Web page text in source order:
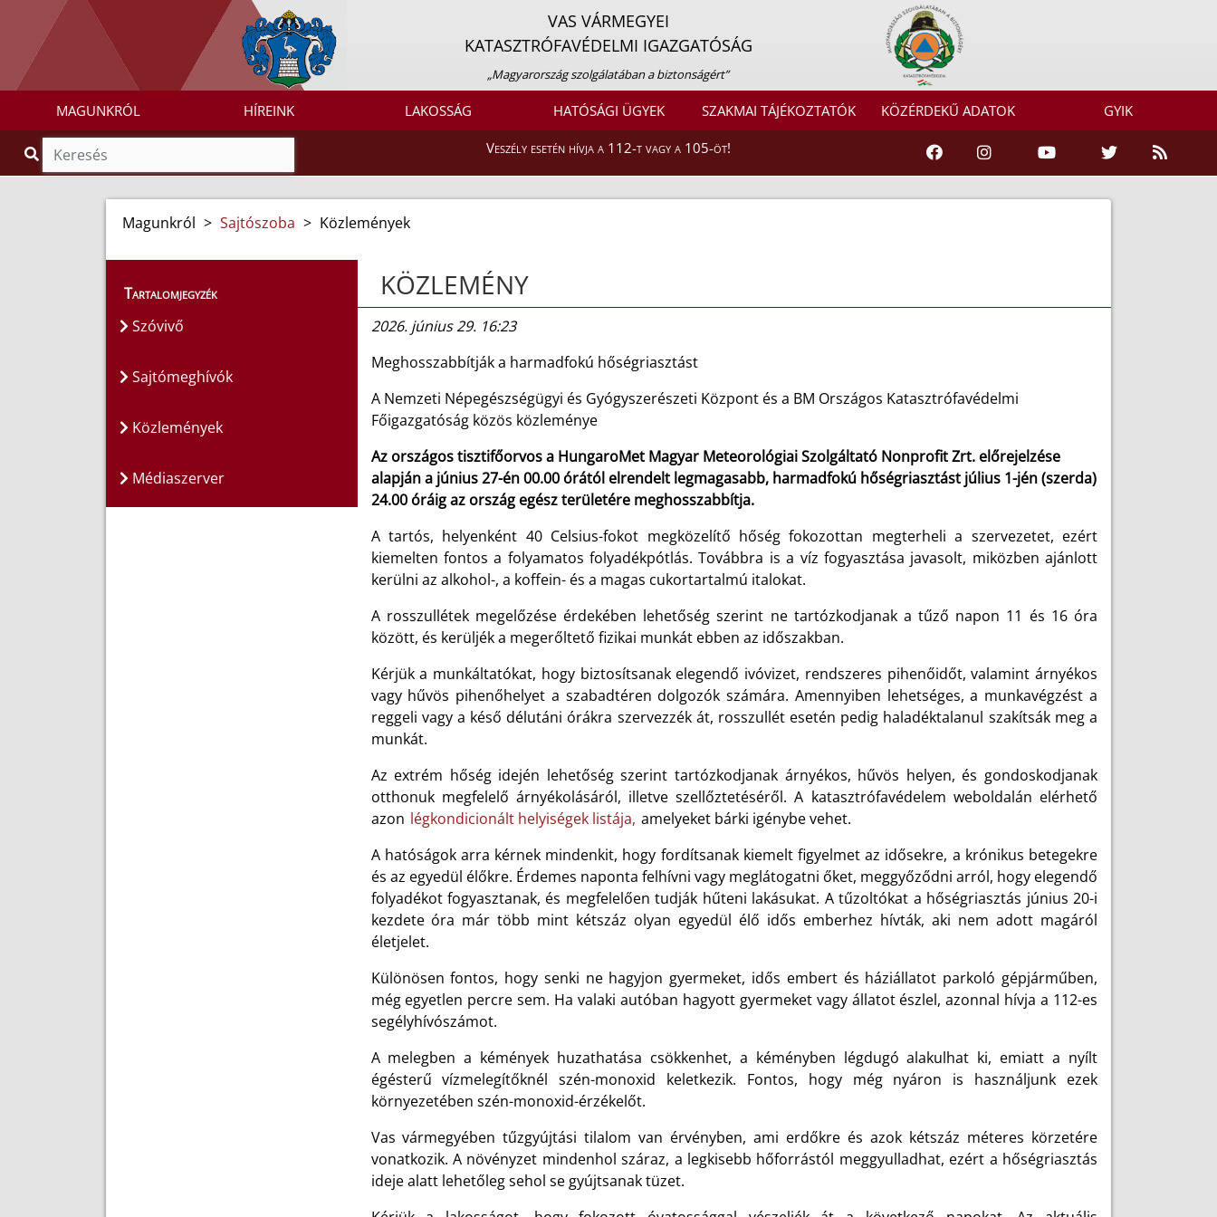
VAS VÁRMEGYEI
KATASZTRÓFAVÉDELMI IGAZGATÓSÁG
„Magyarország szolgálatában a biztonságért”
MAGUNKRÓL HÍREINK LAKOSSÁG HATÓSÁGI ÜGYEK SZAKMAI TÁJÉKOZTATÓK KÖZÉRDEKŰ ADATOK GYIK
Veszély esetén hívja a 112-t vagy a 105-öt!
Magunkról > Sajtószoba > Közlemények
Tartalomjegyzék
Szóvivő
Sajtómeghívók
Közlemények
Médiaszerver
KÖZLEMÉNY
2026. június 29. 16:23
Meghosszabbítják a harmadfokú hőségriasztást
A Nemzeti Népegészségügyi és Gyógyszerészeti Központ és a BM Országos Katasztrófavédelmi
Főigazgatóság közös közleménye
Az országos tisztifőorvos a HungaroMet Magyar Meteorológiai Szolgáltató Nonprofit Zrt. előrejelzése
alapján a június 27-én 00.00 órától elrendelt legmagasabb, harmadfokú hőségriasztást július 1-jén (szerda)
24.00 óráig az ország egész területére meghosszabbítja.
A tartós, helyenként 40 Celsius-fokot megközelítő hőség fokozottan megterheli a szervezetet, ezért
kiemelten fontos a folyamatos folyadékpótlás. Továbbra is a víz fogyasztása javasolt, miközben ajánlott
kerülni az alkohol-, a koffein- és a magas cukortartalmú italokat.
A rosszullétek megelőzése érdekében lehetőség szerint ne tartózkodjanak a tűző napon 11 és 16 óra
között, és kerüljék a megerőltető fizikai munkát ebben az időszakban.
Kérjük a munkáltatókat, hogy biztosítsanak elegendő ivóvizet, rendszeres pihenőidőt, valamint árnyékos
vagy hűvös pihenőhelyet a szabadtéren dolgozók számára. Amennyiben lehetséges, a munkavégzést a
reggeli vagy a késő délutáni órákra szervezzék át, rosszullét esetén pedig haladéktalanul szakítsák meg a
munkát.
Az extrém hőség idején lehetőség szerint tartózkodjanak árnyékos, hűvös helyen, és gondoskodjanak
otthonuk megfelelő árnyékolásáról, illetve szellőztetéséről.A katasztrófavédelem weboldalán elérhető
azon légkondicionált helyiségek listája, amelyeket bárki igénybe vehet.
A hatóságok arra kérnek mindenkit, hogy fordítsanak kiemelt figyelmet az idősekre, a krónikus betegekre
és az egyedül élőkre. Érdemes naponta felhívni vagy meglátogatni őket, meggyőződni arról, hogy elegendő
folyadékot fogyasztanak, és megfelelően tudják hűteni lakásukat. A tűzoltókat a hőségriasztás június 20-i
kezdete óra már több mint kétszáz olyan egyedül élő idős emberhez hívták, aki nem adott magáról
életjelet.
Különösen fontos, hogy senki ne hagyjon gyermeket, idős embert és háziállatot parkoló gépjárműben,
még egyetlen percre sem. Ha valaki autóban hagyott gyermeket vagy állatot észlel, azonnal hívja a 112-es
segélyhívószámot.
A melegben a kémények huzathatása csökkenhet, a kéményben légdugó alakulhat ki, emiatt a nyílt
égésterű vízmelegítőknél szén-monoxid keletkezik. Fontos, hogy még nyáron is használjunk ezek
környezetében szén-monoxid-érzékelőt.
Vas vármegyében tűzgyújtási tilalom van érvényben, ami erdőkre és azok kétszáz méteres körzetére
vonatkozik. A növényzet mindenhol száraz, a legkisebb hőforrástól meggyulladhat, ezért a hőségriasztás
ideje alatt lehetőleg sehol se gyújtsanak tüzet.